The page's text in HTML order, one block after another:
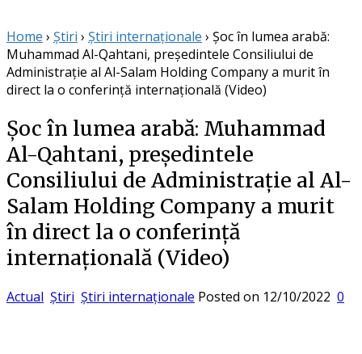
Home › Știri › Știri internaționale › Șoc în lumea arabă:
Muhammad Al-Qahtani, președintele Consiliului de
Administrație al Al-Salam Holding Company a murit în
direct la o conferință internațională (Video)
Șoc în lumea arabă: Muhammad
Al-Qahtani, președintele
Consiliului de Administrație al Al-
Salam Holding Company a murit
în direct la o conferință
internațională (Video)
Actual Știri Știri internaționale Posted on 12/10/2022 0